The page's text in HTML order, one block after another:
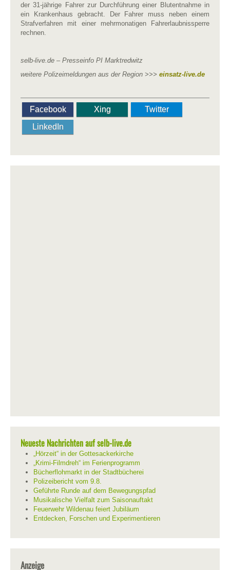
der 31-jährige Fahrer zur Durchführung einer Blutentnahme in
ein Krankenhaus gebracht. Der Fahrer muss neben einem
Strafverfahren mit einer mehrmonatigen Fahrerlaubnissperre
rechnen.
selb-live.de – Presseinfo PI Marktredwitz
weitere Polizeimeldungen aus der Region >>> einsatz-live.de
Facebook Xing
Twitter
LinkedIn
Neueste Nachrichten auf selb-live.de
„Hörzeit“ in der Gottesackerkirche
„Krimi-Filmdreh“ im Ferienprogramm
Bücherflohmarkt in der Stadtbücherei
Polizeibericht vom 9.8.
Geführte Runde auf dem Bewegungspfad
Musikalische Vielfalt zum Saisonauftakt
Feuerwehr Wildenau feiert Jubiläum
Entdecken, Forschen und Experimentieren
Anzeige